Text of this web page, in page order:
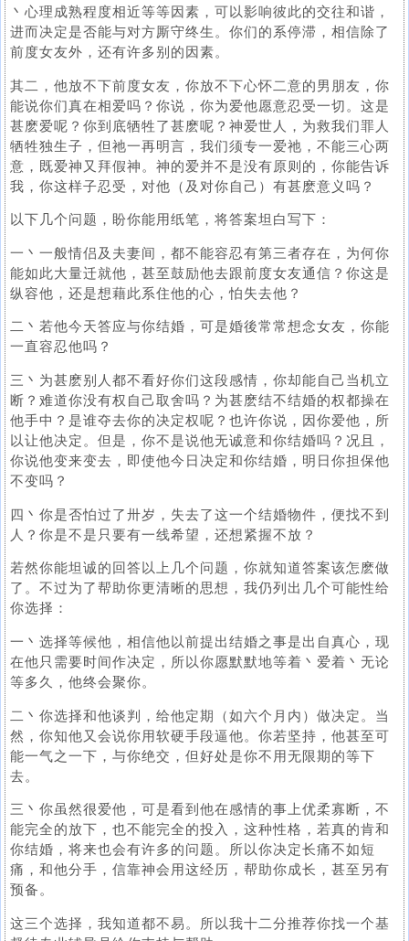
丶心理成熟程度相近等等因素，可以影响彼此的交往和谐，
进而决定是否能与对方厮守终生。你们的系停滞，相信除了
前度女友外，还有许多别的因素。
其二，他放不下前度女友，你放不下心怀二意的男朋友，你
能说你们真在相爱吗？你说，你为爱他愿意忍受一切。这是
甚麽爱呢？你到底牺牲了甚麽呢？神爱世人，为救我们罪人
牺牲独生子，但祂一再明言，我们须专一爱祂，不能三心两
意，既爱神又拜假神。神的爱并不是没有原则的，你能告诉
我，你这样子忍受，对他（及对你自己）有甚麽意义吗？
以下几个问题，盼你能用纸笔，将答案坦白写下：
一丶一般情侣及夫妻间，都不能容忍有第三者存在，为何你
能如此大量迁就他，甚至鼓励他去跟前度女友通信？你这是
纵容他，还是想藉此系住他的心，怕失去他？
二丶若他今天答应与你结婚，可是婚後常常想念女友，你能
一直容忍他吗？
三丶为甚麽别人都不看好你们这段感情，你却能自己当机立
断？难道你没有权自己取舍吗？为甚麽结不结婚的权都操在
他手中？是谁夺去你的决定权呢？也许你说，因你爱他，所
以让他决定。但是，你不是说他无诚意和你结婚吗？况且，
你说他变来变去，即使他今日决定和你结婚，明日你担保他
不变吗？
四丶你是否怕过了卅岁，失去了这一个结婚物件，便找不到
人？你是不是只要有一线希望，还想紧握不放？
若然你能坦诚的回答以上几个问题，你就知道答案该怎麽做
了。不过为了帮助你更清晰的思想，我仍列出几个可能性给
你选择：
一丶选择等候他，相信他以前提出结婚之事是出自真心，现
在他只需要时间作决定，所以你愿默默地等着丶爱着丶无论
等多久，他终会聚你。
二丶你选择和他谈判，给他定期（如六个月内）做决定。当
然，你知他又会说你用软硬手段逼他。你若坚持，他甚至可
能一气之一下，与你绝交，但好处是你不用无限期的等下
去。
三丶你虽然很爱他，可是看到他在感情的事上优柔寡断，不
能完全的放下，也不能完全的投入，这种性格，若真的肯和
你结婚，将来也会有许多的问题。所以你决定长痛不如短
痛，和他分手，信靠神会用这经历，帮助你成长，甚至另有
预备。
这三个选择，我知道都不易。所以我十二分推荐你找一个基